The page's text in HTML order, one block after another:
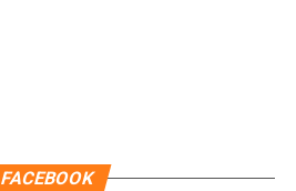
FACEBOOK